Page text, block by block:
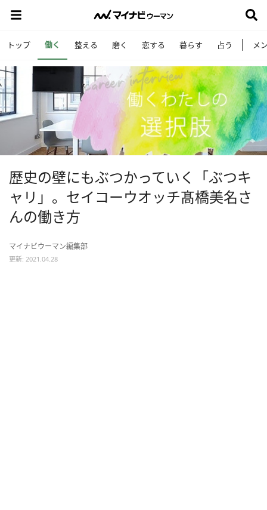
トップ 働く 整える 磨く 恋する 暮らす 占う メ
歴史の壁にもぶつかっていく「ぶつキ
ャリ」。セイコーウオッチ髙橋美名さ
んの働き方
マイナビウーマン編集部
更新: 2021.04.28